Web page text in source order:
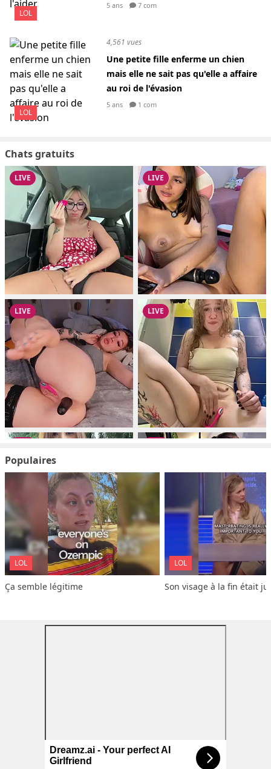
LOL
5 ans 7 com
LOL
4,561 vues
Une petite fille enferme un chien
mais elle ne sait pas qu'elle a affaire
au roi de l'évasion
5 ans 1 com
Chats gratuits
Populaires
LOL
Ça semble légitime
LOL
Son visage à la fin était